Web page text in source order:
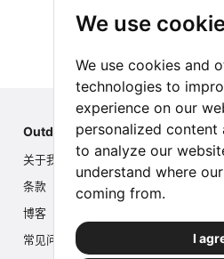
We use
We use cookies and
technologies to
experience on our
personalized content
to analyze our
understand where
coming from.
I
Outdoor Index
关于我们
条款
博客
常见问题